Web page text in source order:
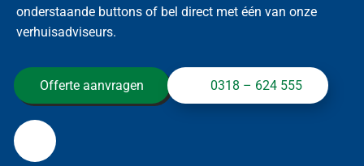
onderstaande buttons of bel direct met één van onze
verhuisadviseurs.
Offerte aanvragen 0318 – 624 555